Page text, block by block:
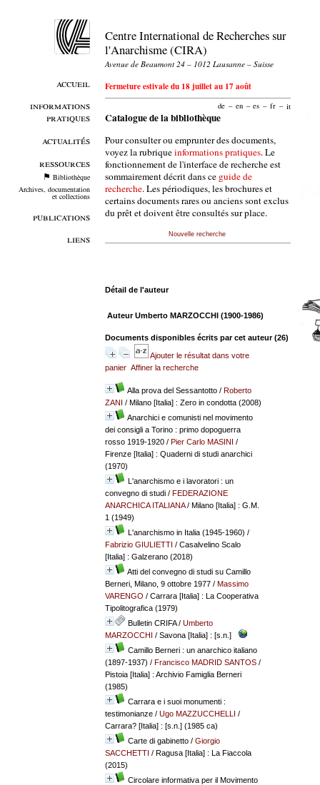
accueil
informations
pratiques
actualités
ressources
Bibliothèque
Archives, documentation
et collections
publications
liens
Centre International de Recherches sur
l'Anarchisme (CIRA)
Avenue de Beaumont 24 – 1012 Lausanne – Suisse
Fermeture estivale du 18 juillet au 17 août
de – en – es – fr – it
Catalogue de la bibliothèque
Pour consulter ou emprunter des documents,
voyez la rubriqueinformations pratiques. Le
fonctionnement de l'interface de recherche est
sommairement décrit dans ce guide de
recherche. Les périodiques, les brochures et
certains documents rares ou anciens sont exclus
du prêt et doivent être consultés sur place.
Nouvelle recherche
Détail de l'auteur
Auteur Umberto MARZOCCHI (1900-1986)
Documents disponibles écrits par cet auteur (26)
Ajouter le résultat dans votre
panier Affiner la recherche
Alla prova del Sessantotto/ Roberto
ZANI / Milano [Italia] : Zero in condotta (2008)
Anarchici e comunisti nel movimento
dei consigli a Torino : primo dopoguerra
rosso 1919-1920/ Pier Carlo MASINI /
Firenze [Italia] : Quaderni di studi anarchici
(1970)
L'anarchismo e i lavoratori : un
convegno di studi/ FEDERAZIONE
ANARCHICA ITALIANA/ Milano [Italia] : G.M.
1 (1949)
L'anarchismo in Italia (1945-1960) /
Fabrizio GIULIETTI / Casalvelino Scalo
[Italia] : Galzerano (2018)
Atti del convegno di studi su Camillo
Berneri, Milano, 9 ottobre 1977/ Massimo
VARENGO / Carrara [Italia] : La Cooperativa
Tipolitografica (1979)
Bulletin CRIFA/ Umberto
MARZOCCHI / Savona [Italia] : [s.n.]
Camillo Berneri : un anarchico italiano
(1897-1937) / Francisco MADRID SANTOS/
Pistoia [Italia] : Archivio Famiglia Berneri
(1985)
Carrara e i suoi monumenti :
testimonianze/ Ugo MAZZUCCHELLI /
Carrara? [Italia] : [s.n.] (1985 ca)
Carte di gabinetto/ Giorgio
SACCHETTI / Ragusa [Italia] : La Fiaccola
(2015)
Circolare informativa per il Movimento